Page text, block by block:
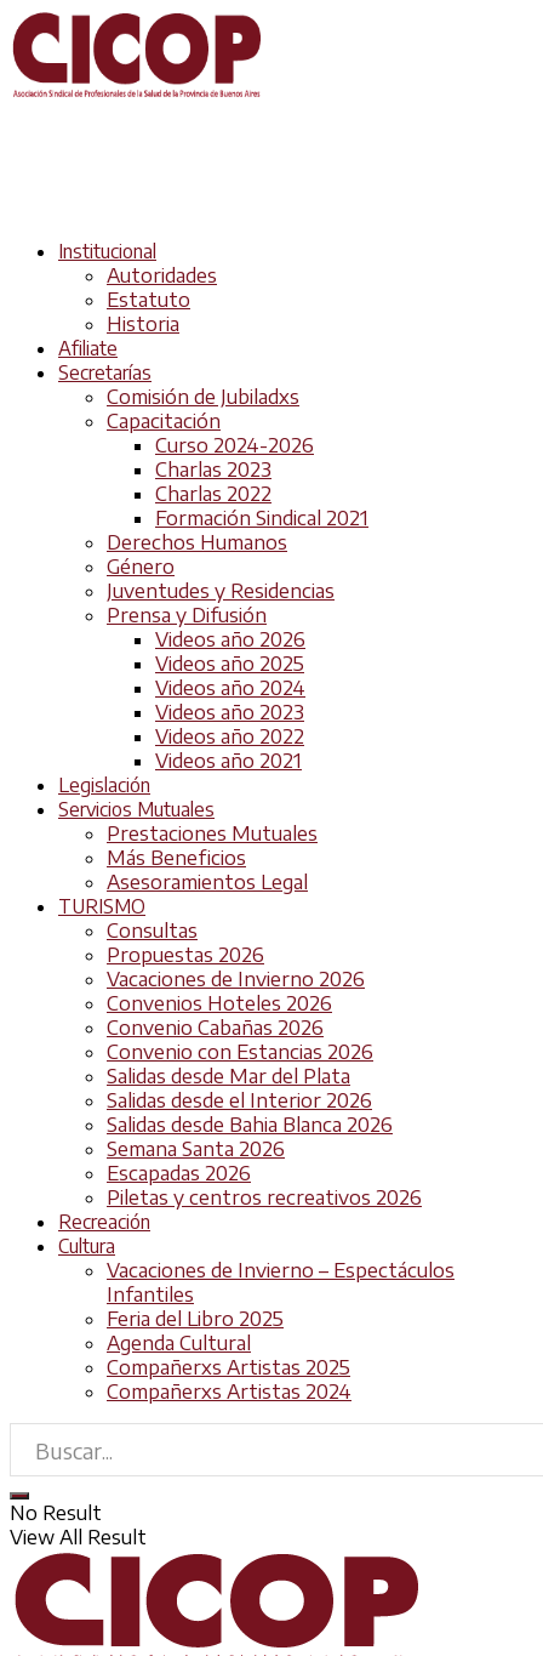
Institucional
Autoridades
Estatuto
Historia
Afiliate
Secretarías
Comisión de Jubiladxs
Capacitación
Curso 2024-2026
Charlas 2023
Charlas 2022
Formación Sindical 2021
Derechos Humanos
Género
Juventudes y Residencias
Prensa y Difusión
Videos año 2026
Videos año 2025
Videos año 2024
Videos año 2023
Videos año 2022
Videos año 2021
Legislación
Servicios Mutuales
Prestaciones Mutuales
Más Beneficios
Asesoramientos Legal
TURISMO
Consultas
Propuestas 2026
Vacaciones de Invierno 2026
Convenios Hoteles 2026
Convenio Cabañas 2026
Convenio con Estancias 2026
Salidas desde Mar del Plata
Salidas desde el Interior 2026
Salidas desde Bahia Blanca 2026
Semana Santa 2026
Escapadas 2026
Piletas y centros recreativos 2026
Recreación
Cultura
Vacaciones de Invierno – Espectáculos
Infantiles
Feria del Libro 2025
Agenda Cultural
Compañerxs Artistas 2025
Compañerxs Artistas 2024
No Result
View All Result